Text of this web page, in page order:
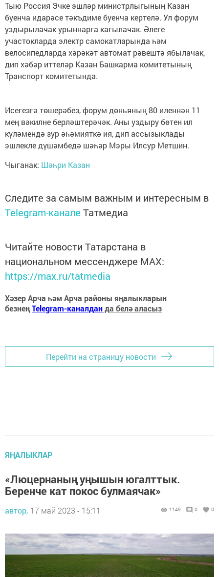
Тыю Россия Эчке эшләр министрлыгының Казан
буенча идарәсе тәкъдиме буенча кертелә. Ул форум
уздырылачак урыннарга кагылачак. Әлеге
участокларда электр самокатларында һәм
велосипедларда хәрәкәт автомат рәвештә ябылачак,
дип хәбәр иттеләр Казан Башкарма комитетының
Транспорт комитетында.
Исегезгә төшерәбез, форум дөньяның 80 иленнән 11
мең вәкилне берләштерәчәк. Аны уздыру бөтен ил
күләмендә зур әһәмияткә ия, дип ассызыклады
эшлекле дүшәмбедә шәһәр Мэры Илсур Метшин.
Чыганак: Шәһри Казан
Следите за самым важным и интересным в
Telegram-канале Татмедиа
Читайте новости Татарстана в
национальном мессенджере MАХ:
https://max.ru/tatmedia
Хәзер Арча һәм Арча районы яңалыкларын
безнеңTelegram-каналданда белә аласыз
Перейти на страницу новости
ЯҢАЛЫКЛАР
«Люцернаның уңышын югалттык.
Беренче кат покос булмаячак»
автор, 17 май 2023 - 15:11 1149 0 0